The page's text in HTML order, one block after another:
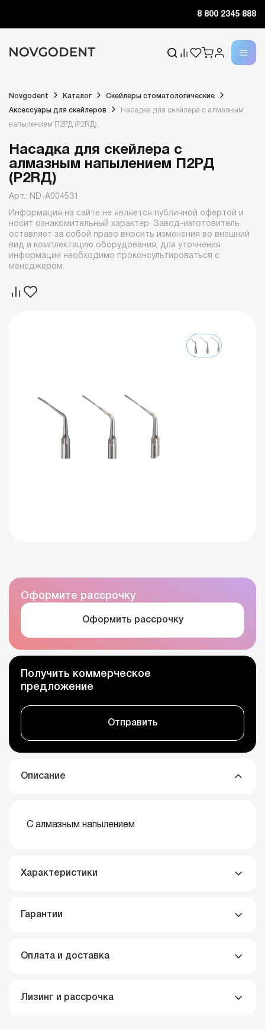
8 800 2345 888
Novgodent Каталог Скейлеры стоматологические
Аксессуары для скейлеров Насадка для скейлера с алмазным
напылением П2РД (P2RД)
Насадка для скейлера с
алмазным напылением П2РД
(P2RД)
Арт.: ND-A004531
Информация на сайте не является публичной офертой и
носит ознакомительный характер. Завод-изготовитель
оставляет за собой право вносить изменения во внешний
вид и комплектацию оборудования, для уточнения
информации необходимо проконсультироваться с
менеджером.
Оформите рассрочку
Оформить рассрочку
Получить коммерческое
предложение
Отправить
Описание
С алмазным напылением
Характеристики
Гарантии
Оплата и доставка
Лизинг и рассрочка